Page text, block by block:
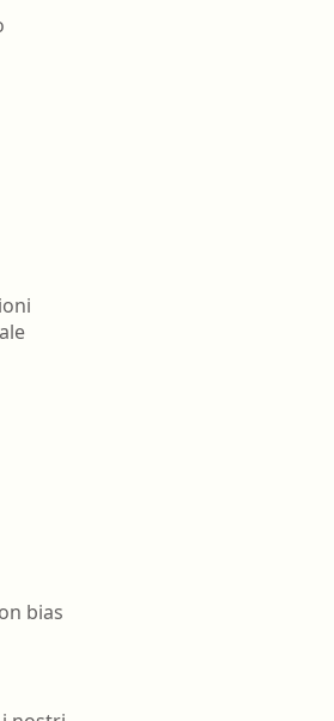
bias